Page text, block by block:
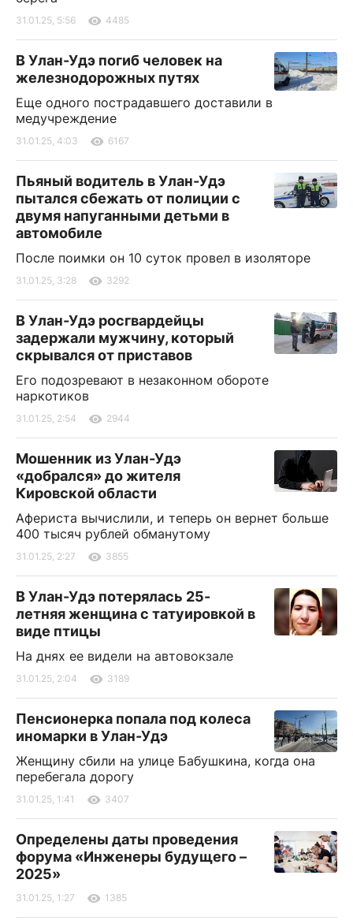
31.01.25, 5:56 4485
В Улан-Удэ погиб человек на
железнодорожных путях
Еще одного пострадавшего доставили в
медучреждение
31.01.25, 4:03 6167
Пьяный водитель в Улан-Удэ
пытался сбежать от полиции с
двумя напуганными детьми в
автомобиле
После поимки он 10 суток провел в изоляторе
31.01.25, 3:28 3292
В Улан-Удэ росгвардейцы
задержали мужчину, который
скрывался от приставов
Его подозревают в незаконном обороте
наркотиков
31.01.25, 2:54 2944
Мошенник из Улан-Удэ
«добрался» до жителя
Кировской области
Афериста вычислили, и теперь он вернет больше
400 тысяч рублей обманутому
31.01.25, 2:27 3855
В Улан-Удэ потерялась 25-
летняя женщина с татуировкой в
виде птицы
На днях ее видели на автовокзале
31.01.25, 2:04 3189
Пенсионерка попала под колеса
иномарки в Улан-Удэ
Женщину сбили на улице Бабушкина, когда она
перебегала дорогу
31.01.25, 1:41 3407
Определены даты проведения
форума «Инженеры будущего –
2025»
31.01.25, 1:27 1385